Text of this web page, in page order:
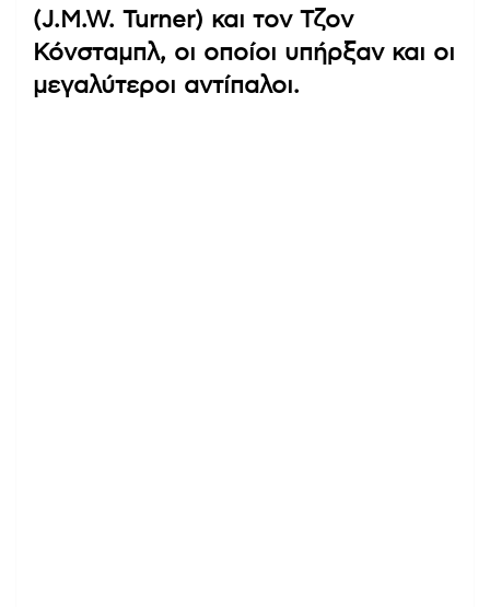
(J.M.W. Turner) και τον Τζον
Κόνσταμπλ, οι οποίοι υπήρξαν και οι
μεγαλύτεροι αντίπαλοι.